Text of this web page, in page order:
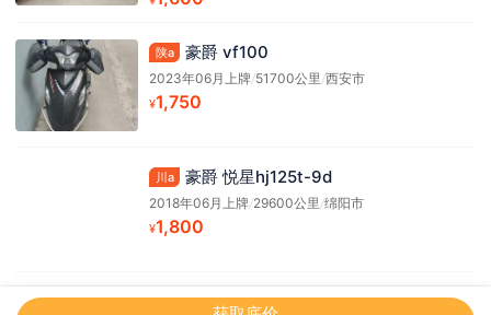
陕a 豪爵 vf100
2023年06月上牌/51700公里 /西安市
¥1,750
川a 豪爵 悦星hj125t-9d
2018年06月上牌/29600公里 /绵阳市
¥1,800